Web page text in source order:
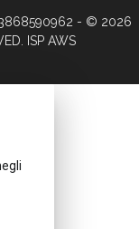
- © 2026
ISP AWS